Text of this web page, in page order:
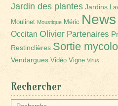
Jardin des plantes Jardins
Moulinet Moustique Méric
Occitan Olivier Partenaires
Restinclières Sortie
Vendargues Vidéo Vigne Virus
Rechercher